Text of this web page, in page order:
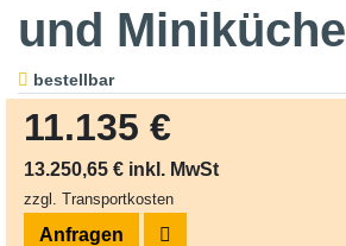
und Miniküche
bestellbar
11.135 €
13.250,65 € inkl. MwSt
zzgl. Transportkosten
Anfragen